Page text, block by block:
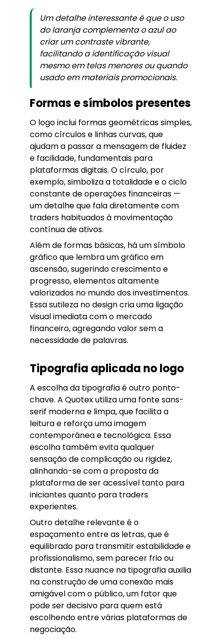
Um detalhe interessante é que o uso
do laranja complementa o azul ao
criar um contraste vibrante,
facilitando a identificação visual
mesmo em telas menores ou quando
usado em materiais promocionais.
Formas e símbolos presentes
O logo inclui formas geométricas simples,
como círculos e linhas curvas, que
ajudam a passar a mensagem de fluidez
e facilidade, fundamentais para
plataformas digitais. O círculo, por
exemplo, simboliza a totalidade e o ciclo
constante de operações financeiras —
um detalhe que fala diretamente com
traders habituados à movimentação
contínua de ativos.
Além de formas básicas, há um símbolo
gráfico que lembra um gráfico em
ascensão, sugerindo crescimento e
progresso, elementos altamente
valorizados no mundo dos investimentos.
Essa sutileza no design cria uma ligação
visual imediata com o mercado
financeiro, agregando valor sem a
necessidade de palavras.
Tipografia aplicada no logo
A escolha da tipografia é outro ponto-
chave. A Quotex utiliza uma fonte sans-
serif moderna e limpa, que facilita a
leitura e reforça uma imagem
contemporânea e tecnológica. Essa
escolha também evita qualquer
sensação de complicação ou rigidez,
alinhando-se com a proposta da
plataforma de ser acessível tanto para
iniciantes quanto para traders
experientes.
Outro detalhe relevante é o
espaçamento entre as letras, que é
equilibrado para transmitir estabilidade e
profissionalismo, sem parecer frio ou
distante. Essa nuance na tipografia auxilia
na construção de uma conexão mais
amigável com o público, um fator que
pode ser decisivo para quem está
escolhendo entre várias plataformas de
negociação.